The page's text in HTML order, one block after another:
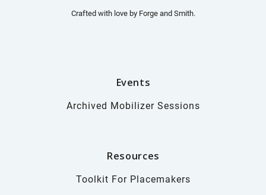
Crafted with love by Forge and Smith.
Events
Archived Mobilizer Sessions
Resources
Toolkit For Placemakers